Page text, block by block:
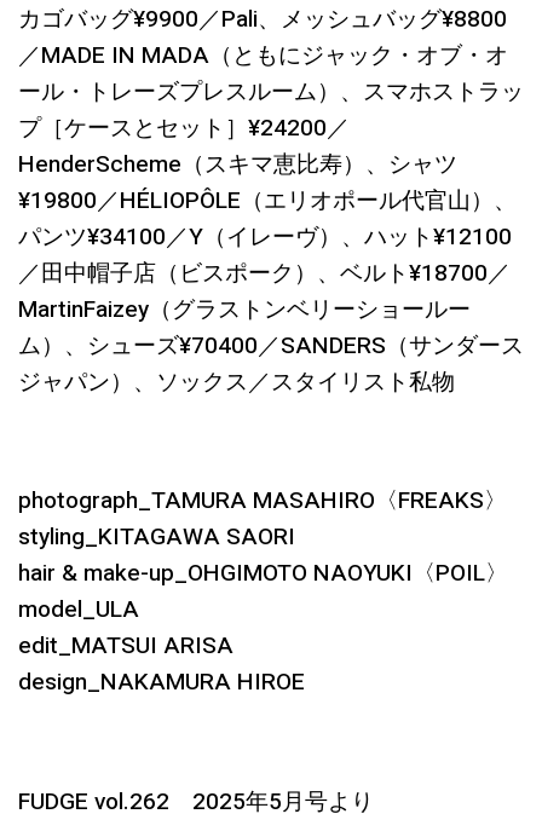
カゴバッグ¥9900／Pali、メッシュバッグ¥8800
／MADE IN MADA（ともにジャック・オブ・オ
ール・トレーズプレスルーム）、スマホストラッ
プ［ケースとセット］¥24200／
HenderScheme（スキマ恵比寿）、シャツ
¥19800／HÉLIOPÔLE（エリオポール代官山）、
パンツ¥34100／Y（イレーヴ）、ハット¥12100
／田中帽子店（ビスポーク）、ベルト¥18700／
MartinFaizey（グラストンベリーショールー
ム）、シューズ¥70400／SANDERS（サンダース
ジャパン）、ソックス／スタイリスト私物
photograph_TAMURA MASAHIRO〈FREAKS〉
styling_KITAGAWA SAORI
hair & make-up_OHGIMOTO NAOYUKI〈POIL〉
model_ULA
edit_MATSUI ARISA
design_NAKAMURA HIROE
FUDGE vol.262 2025年5月号より